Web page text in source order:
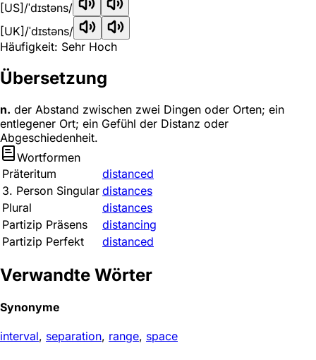
[US] /ˈdɪstəns/
[UK] /ˈdɪstəns/
Häufigkeit: Sehr Hoch
Übersetzung
n. der Abstand zwischen zwei Dingen oder Orten; ein
entlegener Ort; ein Gefühl der Distanz oder
Abgeschiedenheit.
Wortformen
Präteritum
distanced
3. Person Singular distances
Plural
distances
Partizip Präsens
distancing
Partizip Perfekt
distanced
Verwandte Wörter
Synonyme
interval, separation, range, space